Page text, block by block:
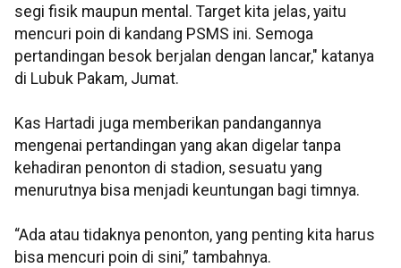
segi fisik maupun mental. Target kita jelas, yaitu
mencuri poin di kandang PSMS ini. Semoga
pertandingan besok berjalan dengan lancar," katanya
di Lubuk Pakam, Jumat.
Kas Hartadi juga memberikan pandangannya
mengenai pertandingan yang akan digelar tanpa
kehadiran penonton di stadion, sesuatu yang
menurutnya bisa menjadi keuntungan bagi timnya.
“Ada atau tidaknya penonton, yang penting kita harus
bisa mencuri poin di sini,” tambahnya.